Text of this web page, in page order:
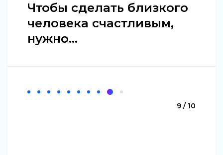
Чтобы сделать близкого
человека счастливым,
нужно...
9 / 10